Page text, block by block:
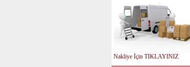
Nakliye İçin TIKLAYINIZ